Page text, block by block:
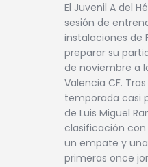
El Juvenil A del
sesión de
instalaciones de
preparar su
de noviembre a
Valencia CF.
temporada casi
de Luis Miguel
clasificación con
un empate y
primeras once